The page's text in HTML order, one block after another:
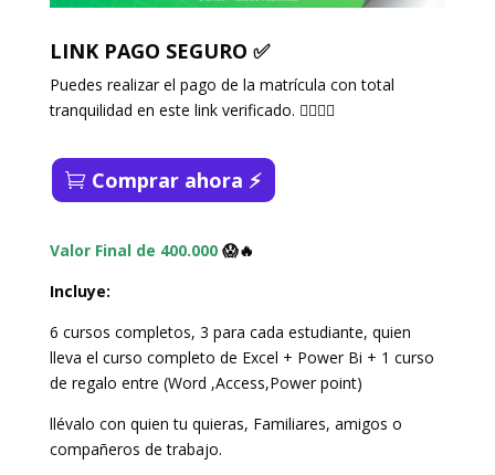
LINK PAGO SEGURO ✅
Puedes realizar el pago de la matrícula con total
tranquilidad en este link verificado. 👇🏻👇🏻
Comprar ahora ⚡️
Valor Final de 400.000😱🔥
Incluye:
6 cursos completos, 3 para cada estudiante, quien
lleva el curso completo de Excel + Power Bi + 1 curso
de regalo entre (Word ,Access,Power point)
llévalo con quien tu quieras, Familiares, amigos o
compañeros de trabajo.